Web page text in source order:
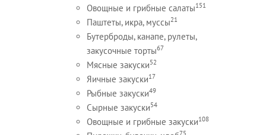
Овощные и грибные салаты151
Паштеты, икра, муссы21
Бутерброды, канапе, рулеты,
закусочные торты67
Мясные закуски52
Яичные закуски17
Рыбные закуски49
Сырные закуски54
Овощные и грибные закуски108
75